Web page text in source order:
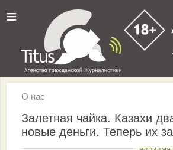
≡
О нас
Залетная чайка. Казахи
новые деньги. Теперь их